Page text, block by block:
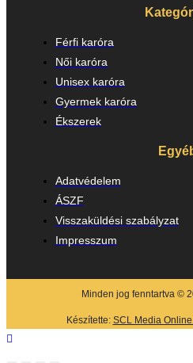
Férfi karóra
Női karóra
Unisex karóra
Gyermek karóra
Ékszerek
Adatvédelem
ÁSZF
Visszaküldési szabályzat
Impresszum
Minden jog fenntartva ©
Készítette: SCL Media